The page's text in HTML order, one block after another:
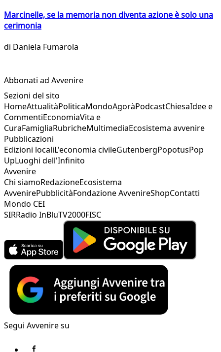
Marcinelle, se la memoria non diventa azione è solo una
cerimonia
di Daniela Fumarola
Abbonati ad Avvenire
Sezioni del sito
HomeAttualitàPoliticaMondoAgoràPodcastChiesaIdee e
CommentiEconomiaVita e
CuraFamigliaRubricheMultimediaEcosistema avvenire
Pubblicazioni
Edizioni localiL'economia civileGutenbergPopotusPop
UpLuoghi dell'Infinito
Avvenire
Chi siamoRedazioneEcosistema
AvvenirePubblicitàFondazione AvvenireShopContatti
Mondo CEI
SIRRadio InBluTV2000FISC
Segui Avvenire su